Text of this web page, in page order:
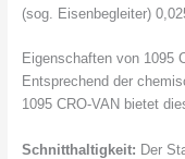
(sog. Eisenbegleiter)
Eigenschaften von 1095
Entsprechend der
1095 CRO-VAN bietet
Schnitthaltigkeit: Der